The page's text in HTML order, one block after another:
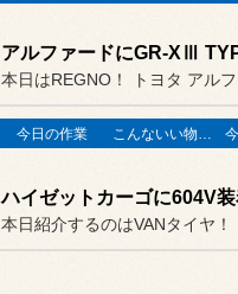
今日の作業 こんないい物が有りますよ！
ハイゼットカーゴに604V装